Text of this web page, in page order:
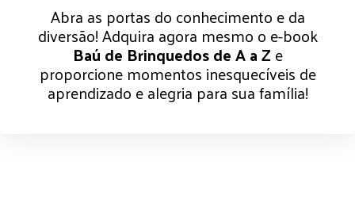
Abra as portas do conhecimento e da
diversão! Adquira agora mesmo o e-book
Baú de Brinquedos de A a Ze
proporcione momentos inesquecíveis de
aprendizado e alegria para sua família!